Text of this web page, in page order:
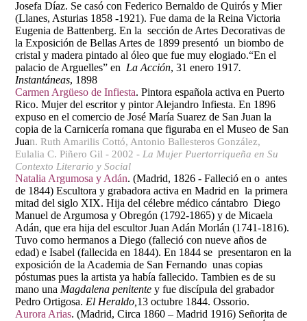
Josefa Díaz. Se casó con Federico Bernaldo de Quirós y Mier
(Llanes, Asturias 1858 -1921). Fue dama de la Reina Victoria
Eugenia de Battenberg. En la sección de Artes Decorativas de
la Exposición de Bellas Artes de 1899 presentó un biombo de
cristal y madera pintado al óleo que fue muy elogiado.“En el
palacio de Arguelles” en La Acción, 31 enero 1917.
Instantáneas, 1898
Carmen Argüeso de Infiesta. Pintora española activa en Puerto
Rico. Mujer del escritor y pintor Alejandro Infiesta. En 1896
expuso en el comercio de José María Suarez de San Juan la
copia de la Carnicería romana que figuraba en el Museo de San
Juan.Ruth Amarilis Cottó, Antonio Ballesteros González,
Eulalia C. Piñero Gil - 2002 -La Mujer Puertorriqueña en Su
Contexto Literario y Social
Natalia Argumosa y Adán. (Madrid, 1826 - Falleció en o antes
de 1844) Escultora y grabadora activa en Madrid en la primera
mitad del siglo XIX. Hija del célebre médico cántabro Diego
Manuel de Argumosa y Obregón (1792-1865) y de Micaela
Adán, que era hija del escultor Juan Adán Morlán (1741-1816).
Tuvo como hermanos a Diego (falleció con nueve años de
edad) e Isabel (fallecida en 1844). En 1844 se presentaron en la
exposición de la Academia de San Fernando unas copias
póstumas pues la artista ya había fallecido. Tambien es de su
mano una Magdalena penitente y fue discípula del grabador
Pedro Ortigosa. El Heraldo, 13 octubre 1844. Ossorio.
Aurora Arias. (Madrid, Circa 1860 – Madrid 1916) Señorita de